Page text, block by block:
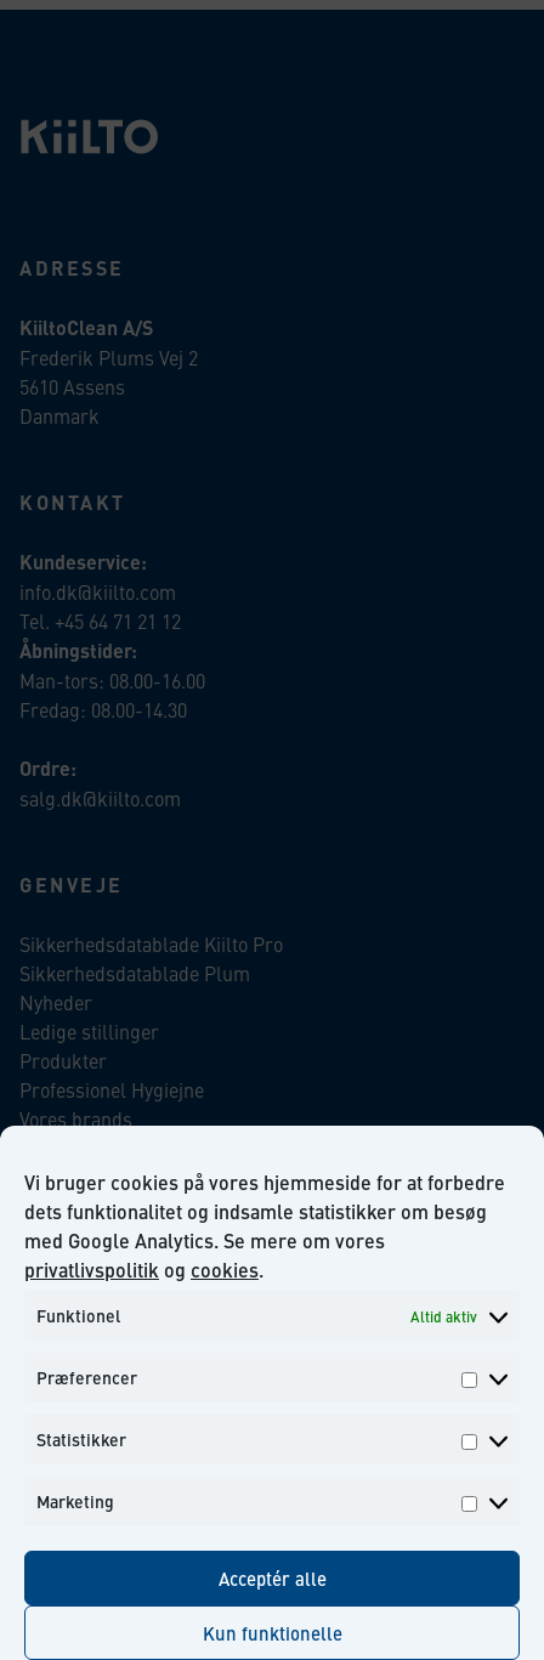
Vi bruger cookies på vores hjemmeside for at forbedre
dets funktionalitet og indsamle statistikker om besøg
med Google Analytics. Se mere om vores
privatlivspolitik og cookies.
Funktionel Altid aktiv
Præferencer
Statistikker
Marketing
Acceptér alle
Kun funktionelle
ADRESSE
KiiltoClean A/S
Frederik Plums Vej 2
5610 Assens
Danmark
KONTAKT
Kundeservice:
info.dk@kiilto.com
Tel. +45 64 71 21 12
Åbningstider:
Man-tors: 08.00-16.00
Fredag: 08.00-14.30
Ordre:
salg.dk@kiilto.com
GENVEJE
Sikkerhedsdatablade Kiilto Pro
Sikkerhedsdatablade Plum
Nyheder
Ledige stillinger
Produkter
Professionel Hygiejne
Vores brands
Our Promise to the Environment
INFORMATION
Om KiiltoClean A/S
Kontakt